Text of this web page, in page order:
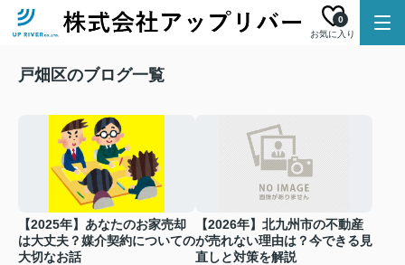
お気に入り
0
戸畑区のブログ一覧
【2025年】あなたのお家売却
は大丈夫？媒介契約についての
大切なお話
【2026年】北九州市の不動産
が売れない理由は？今できる見
直しと対策を解説